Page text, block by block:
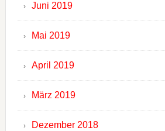
Juni 2019
Mai 2019
April 2019
März 2019
Dezember 2018